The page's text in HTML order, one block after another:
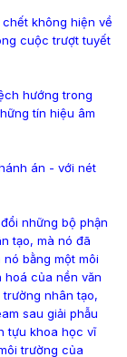
không hiện về
cuộc trượt tuyết
hướng trong
tín hiệu âm
án - với nét
những bộ phận
tạo, mà nó đã
bằng một môi
hoá của nền văn
trường nhân tạo,
sau giải phẫu
tựu khoa học vĩ
trường của